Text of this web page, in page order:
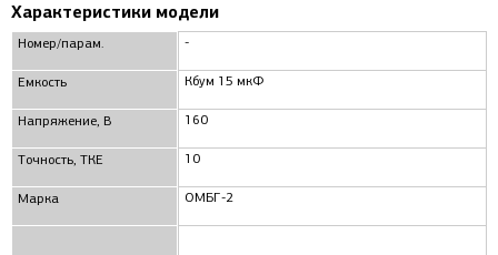
Характеристики модели
Номер/парам.
Емкость
Напряжение, В
Точность, ТКЕ
Марка
-
Кбум 15 мкФ
160
10
ОМБГ-2